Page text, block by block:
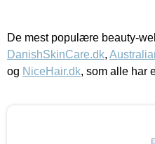
De mest populære beauty-
DanishSkinCare.dk,
og NiceHair.dk, som alle har